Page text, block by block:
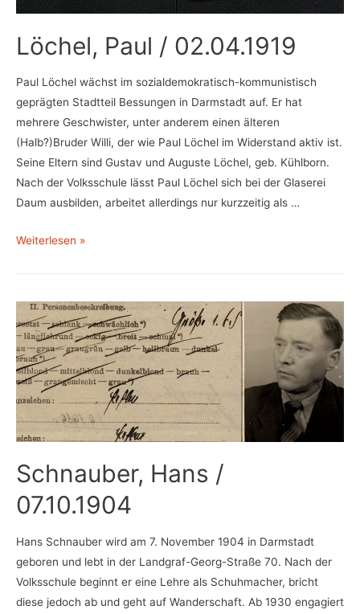
Löchel, Paul / 02.04.1919
Paul Löchel wächst im sozialdemokratisch-kommunistisch
geprägten Stadtteil Bessungen in Darmstadt auf. Er hat
mehrere Geschwister, unter anderem einen älteren
(Halb?)Bruder Willi, der wie Paul Löchel im Widerstand aktiv ist.
Seine Eltern sind Gustav und Auguste Löchel, geb. Kühlborn.
Nach der Volksschule lässt Paul Löchel sich bei der Glaserei
Daum ausbilden, arbeitet allerdings nur kurzzeitig als …
Löchel,
02.04.1919
Weiterlesen »
Schnauber, Hans /
07.10.1904
Hans Schnauber wird am 7. November 1904 in Darmstadt
geboren und lebt in der Landgraf-Georg-Straße 70. Nach der
Volksschule beginnt er eine Lehre als Schuhmacher, bricht
diese jedoch ab und geht auf Wanderschaft. Ab 1930 engagiert